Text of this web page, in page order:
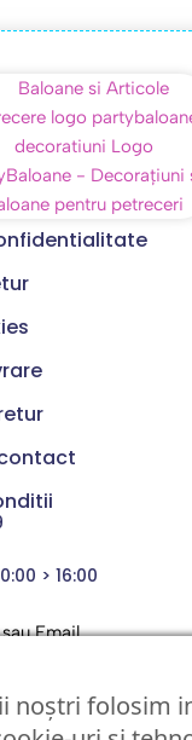
> 16:00
Email
noștri folosim